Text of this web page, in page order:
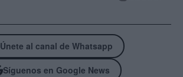
Únete al canal de Whatsapp
Síguenos en Google News